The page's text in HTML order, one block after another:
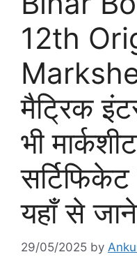
12th
मैट्रिक
भी
यहाँ से
29/05/2025 by